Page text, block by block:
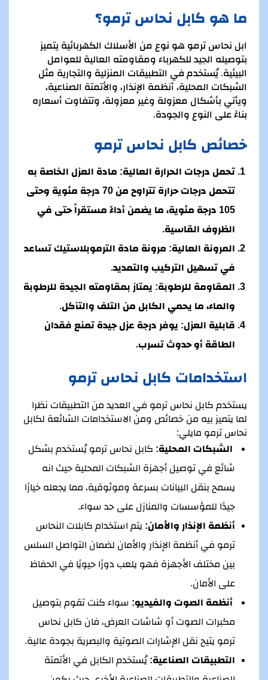
ما هو كابل نحاس ترمو؟
ابل نحاس ترمو هو نوع من الأسلاك الكهربائية يتميز
بتوصيله الجيد للكهرباء ومقاومته العالية للعوامل
البيئية. يُستخدم في التطبيقات المنزلية والتجارية مثل
الشبكات المحلية، أنظمة الإنذار، والأتمتة الصناعية،
ويأتي بأشكال معزولة وغير معزولة، وتتفاوت أسعاره
بناءً على النوع والجودة.
خصائص كابل نحاس ترمو
تحمل درجات الحرارة العالية: مادة العزل الخاصة به
تتحمل درجات حرارة تتراوح من 70 درجة مئوية وحتى
105 درجة مئوية، ما يضمن أداءً مستقراً حتى في
الظروف القاسية.
المرونة العالية: مرونة مادة الترموبلاستيك تساعد
في تسهيل التركيب والتمديد.
المقاومة للرطوبة: يمتاز بمقاومته الجيدة للرطوبة
والماء، ما يحمي الكابل من التلف والتآكل.
قابلية العزل: يوفر درجة عزل جيدة تمنع فقدان
الطاقة أو حدوث تسرب.
استخدامات كابل نحاس ترمو
يستخدم كابل نحاس ترمو في العديد من التطبيقات نظرا
لما يتميز بيه من خصائص ومن الاستخدامات الشائعة لكابل
نحاس ترمو مايلي:
الشبكات المحلية: كابل نحاس ترمو يُستخدم بشكل
شائع في توصيل أجهزة الشبكات المحلية حيث انه
يسمح بنقل البيانات بسرعة وموثوقية، مما يجعله خيارًا
جيدًا للمؤسسات والمنازل على حد سواء.
أنظمة الإنذار والأمان: يتم استخدام كابلات النحاس
ترمو في أنظمة الإنذار والأمان لضمان التواصل السلس
بين مختلف الأجهزة فهو يلعب دورًا حيويًا في الحفاظ
على الأمان.
أنظمة الصوت والفيديو: سواء كنت تقوم بتوصيل
مكبرات الصوت أو شاشات العرض، فان كابل نحاس
ترمو يتيح نقل الإشارات الصوتية والبصرية بجودة عالية.
التطبيقات الصناعية:يُستخدم الكابل في الأتمتة